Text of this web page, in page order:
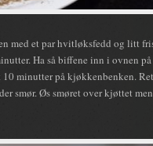
med et par hvitløksfedd og litt
Ha så biffene inn i ovnen
minutter på kjøkkenbenken.
smør. Øs smøret over kjøttet